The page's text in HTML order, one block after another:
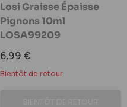
Losi Graisse Épaisse
Pignons 10ml
LOSA99209
Prix
réduit
6,99 €
Bientôt de retour